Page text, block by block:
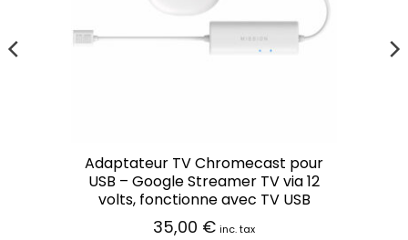
Adaptateur TV Chromecast pour
USB – Google Streamer TV via 12
volts, fonctionne avec TV USB
35,00 € inc. tax